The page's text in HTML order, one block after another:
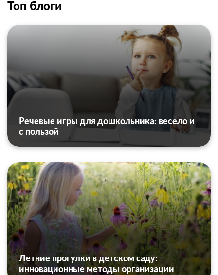
Топ блоги
Речевые игры для дошкольника: весело и
с пользой
Летние прогулки в детском саду:
инновационные методы организации